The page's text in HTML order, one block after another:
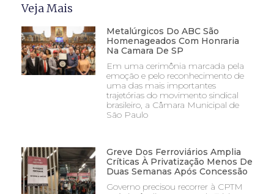
Veja Mais
Metalúrgicos Do ABC São
Homenageados Com Honraria
Na Camara De SP
Em uma cerimônia marcada pela
emoção e pelo reconhecimento de
uma das mais importantes
trajetórias do movimento sindical
brasileiro, a Câmara Municipal de
São Paulo
Greve Dos Ferroviários Amplia
Críticas À Privatização Menos De
Duas Semanas Após Concessão
Governo precisou recorrer à CPTM